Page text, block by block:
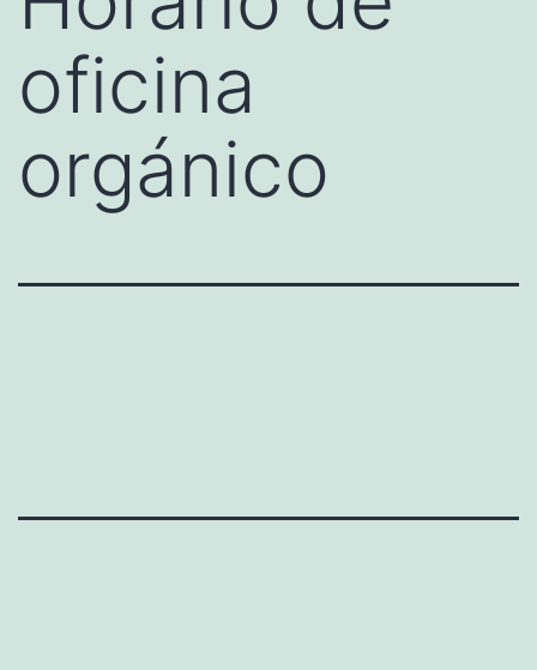
oficina
orgánico